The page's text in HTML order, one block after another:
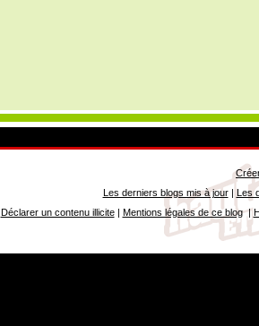
Les derniers blogs mis à jour| Les
Déclarer un contenu illicite| Mentions légales de ce blog|